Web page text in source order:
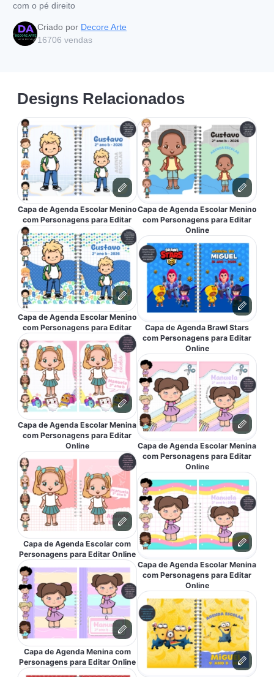
com o pé direito
Criado por Decore Arte
16706 vendas
Designs Relacionados
Capa de Agenda Escolar Menino
com Personagens para Editar
Capa de Agenda Escolar Menino
com Personagens para Editar
Capa de Agenda Escolar Menina
com Personagens para Editar
Online
Capa de Agenda Escolar com
Personagens para Editar Online
Capa de Agenda Menina com
Personagens para Editar Online
Capa de Agenda Escolar Menino
com Personagens para Editar
Online
Capa de Agenda Brawl Stars
com Personagens para Editar
Online
Capa de Agenda Escolar Menina
com Personagens para Editar
Online
Capa de Agenda Escolar Menina
com Personagens para Editar
Online